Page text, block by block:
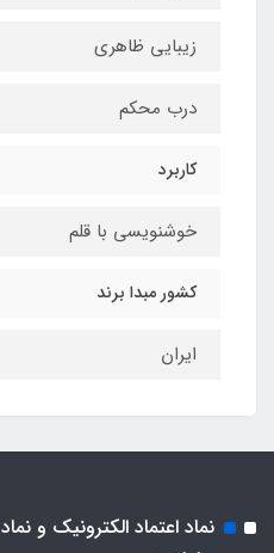
زیبایی ظاهری
درب محکم
کاربرد
خوشنویسی با قلم
کشور مبدا برند
ایران
نماد اعتماد الکترونیک و نماد